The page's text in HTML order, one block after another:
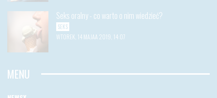
Seks oralny - co warto o nim wiedzieć?
SEKS
WTOREK, 14 MAJAA 2019, 14:07
MENU